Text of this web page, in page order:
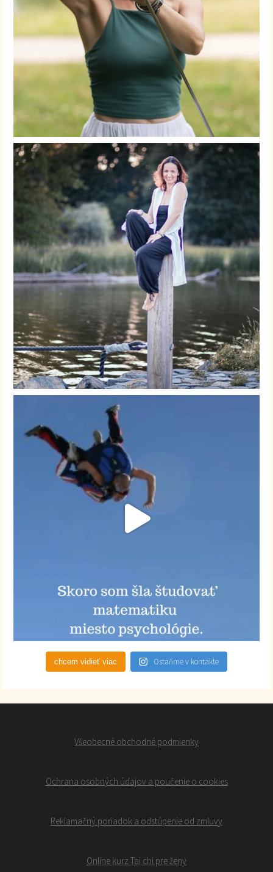
chcem vidieť viac Ostaňme v kontakte
Všeobecné obchodné podmienky
Ochrana osobných údajov a poučenie o cookies
Reklamačný poriadok a odstúpenie od zmluvy
Online kurz Tai chi pre ženy